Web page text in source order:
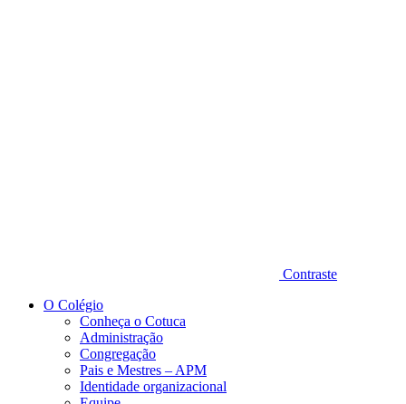
Contraste
O Colégio
Conheça o Cotuca
Administração
Congregação
Pais e Mestres – APM
Identidade organizacional